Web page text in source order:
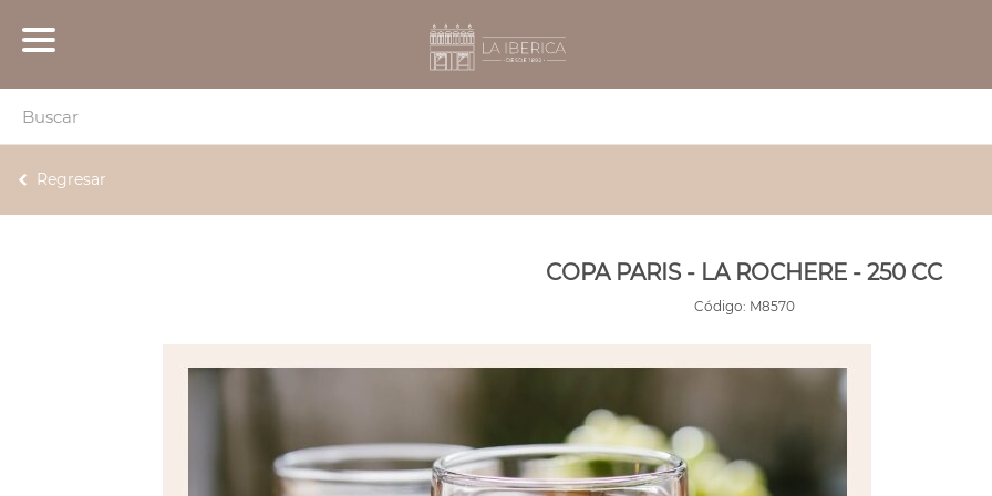
Regresar
COPA PARIS - LA ROCHERE - 250 CC
Código: M8570